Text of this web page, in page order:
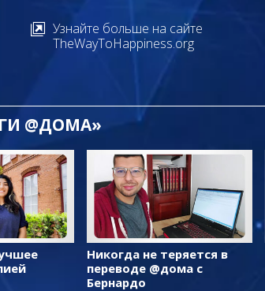
Узнайте больше на сайте
TheWayToHappiness.org
@ДОМА»
Никогда не теряется в
переводе @дома с
Бернардо